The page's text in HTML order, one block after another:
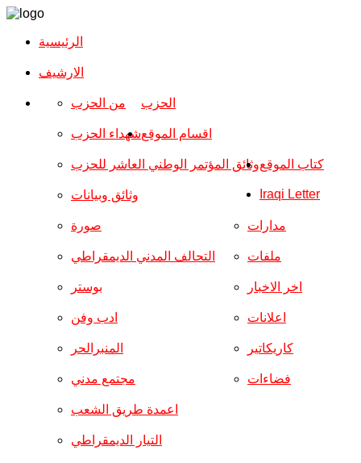
الرئيسية
الارشیف
الحزب من الحزب
شهداء الحزب
وثائق المؤتمر الوطني العاشر للحزب
وثائق وبيانات
اقسام الموقع
صورة
التحالف المدني الديمقراطي
بوستر
ادب وفن
المنبرالحر
مجتمع مدني
مدارات
ملفات
اخر الاخبار
اعلانات
كاريكاتير
فضاءات
اعمدة طريق الشعب
التيار الديمقراطي
كتاب الموقع
Iraqi Letter